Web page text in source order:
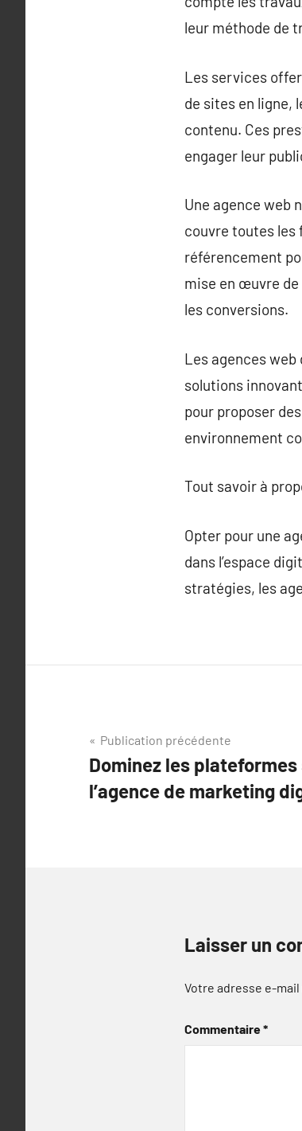
leur méthode de
Les services
de sites en ligne,
contenu. Ces
engager leur
Une agence web
couvre toutes les
référencement
mise en œuvre
les conversions.
Les agences
solutions
pour proposer
environnement
Tout savoir à
Opter pour une
dans l’espace
stratégies, les
Navigation
de
l’article
Publication précédente
Dominez les
l’agence de marketing
Laisser un
Votre adresse e-mail
Commentaire*